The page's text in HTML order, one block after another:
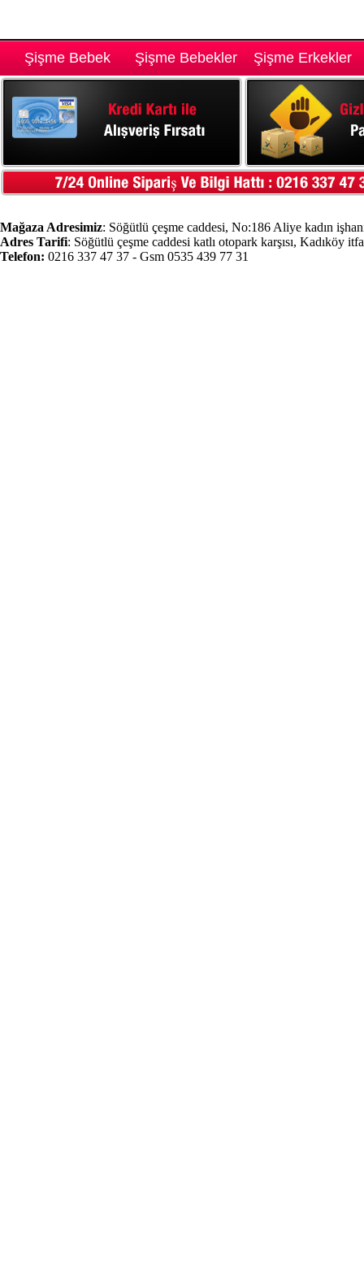
Şişme Bebek Şişme Bebekler Şişme Erkekler
Mağaza Adresimiz: Söğütlü çeşme caddesi, No:186 Aliye kadın
Adres Tarifi: Söğütlü çeşme caddesi katlı otopark karşısı, Kadıköy
Telefon: 0216 337 47 37 - Gsm 0535 439 77 31